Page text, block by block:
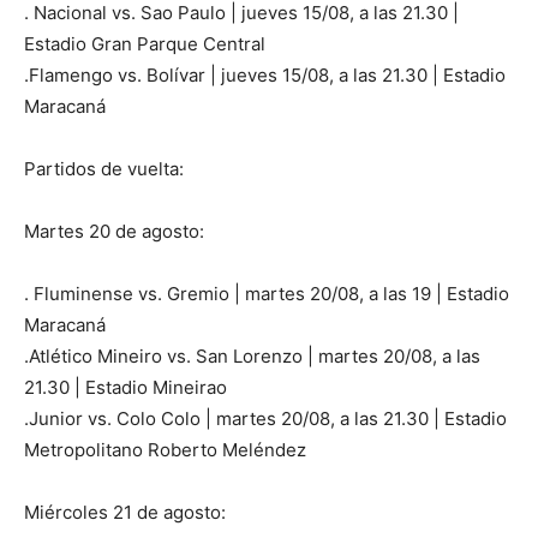
. Nacional vs. Sao Paulo | jueves 15/08, a las 21.30 |
Estadio Gran Parque Central
.Flamengo vs. Bolívar | jueves 15/08, a las 21.30 | Estadio
Maracaná
Partidos de vuelta:
Martes 20 de agosto:
. Fluminense vs. Gremio | martes 20/08, a las 19 | Estadio
Maracaná
.Atlético Mineiro vs. San Lorenzo | martes 20/08, a las
21.30 | Estadio Mineirao
.Junior vs. Colo Colo | martes 20/08, a las 21.30 | Estadio
Metropolitano Roberto Meléndez
Miércoles 21 de agosto: